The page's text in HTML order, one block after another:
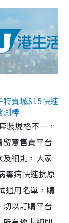
特賣城$15快速
測棒
裝規格不一，
意售賣平台
細則，大家
毒病快速抗原
通用名單，購
以訂購平台